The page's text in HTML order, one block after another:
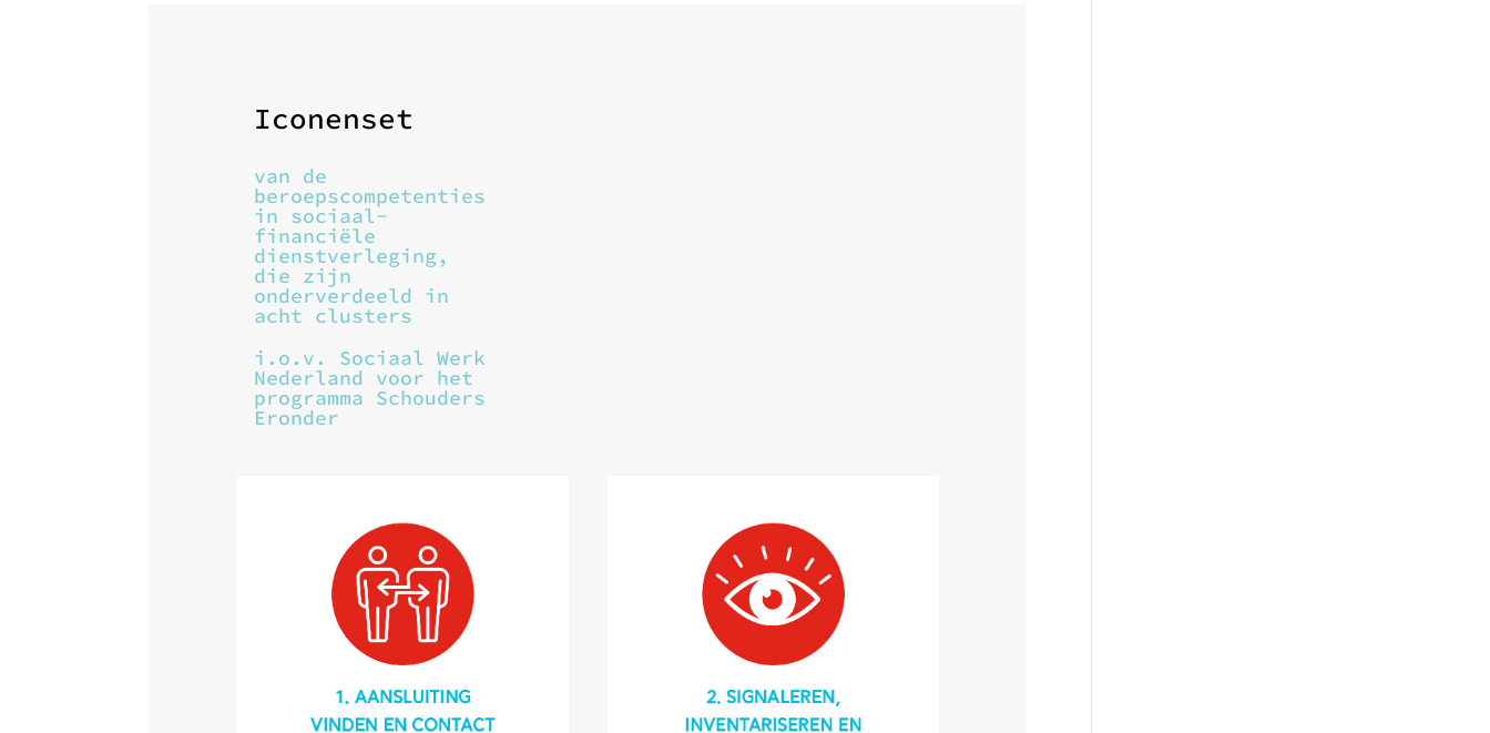
Iconenset
van de
beroepscompetenties
in sociaal-
financiële
dienstverleging,
die zijn
onderverdeeld in
acht clusters
i.o.v. Sociaal Werk
Nederland voor het
programma Schouders
Eronder